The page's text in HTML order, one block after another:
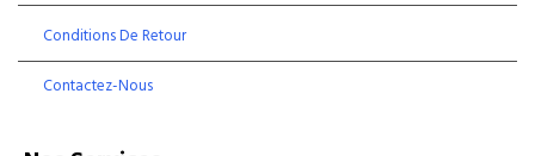
Conditions De Retour
Contactez-Nous